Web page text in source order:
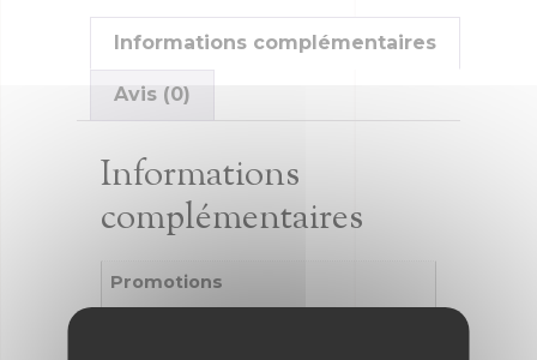
Informations complémentaires
Avis (0)
Informations
complémentaires
Promotions